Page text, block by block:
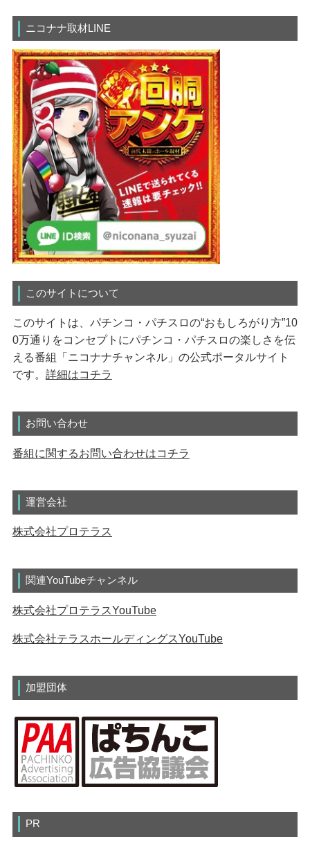
ニコナナ取材LINE
このサイトについて
このサイトは、パチンコ・パチスロの“おもしろがり方”10
0万通りをコンセプトにパチンコ・パチスロの楽しさを伝
える番組「ニコナナチャンネル」の公式ポータルサイト
です。 詳細はコチラ
お問い合わせ
番組に関するお問い合わせはコチラ
運営会社
株式会社プロテラス
関連YouTubeチャンネル
株式会社プロテラスYouTube
株式会社テラスホールディングスYouTube
加盟団体
PR